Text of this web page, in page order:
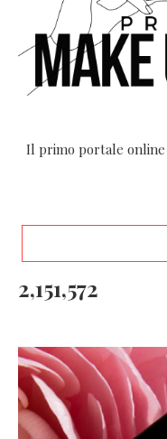
Il primo portale online
2,151,572